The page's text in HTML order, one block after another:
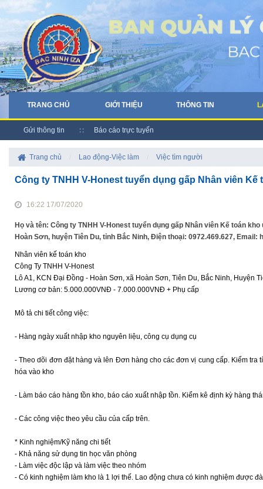
TRANG CHỦ GIỚI THIỆU THÔNG TIN
Gửi thông tin Báo cáo trực tuyến
Trang chủ Lao động-Việc làm Việc tìm người
Công ty TNHH V-Honest tuyển dụng gấp Nhân viên
16:22 17/07/2020
Họ và tên: Công ty TNHH V-Honest tuyển dụng gấp Nhân viên Kế toán
Hoàn Sơn, huyện Tiên Du, tỉnh Bắc Ninh, Điện thoại: 0972.469.627, Email:
Nhân viên kế toán kho
Công Ty TNHH V-Honest
Lô A1, KCN Đại Đồng - Hoàn Sơn, xã Hoàn Sơn, Tiên Du, Bắc Ninh, Huyện
Lương cơ bản: 5.000.000VNĐ - 7.000.000VNĐ + Phụ cấp
Mô tả chi tiết công việc:
- Hàng ngày xuất nhập kho nguyên liệu, công cụ dụng cụ
- Theo dõi đơn đặt hàng và lên Đơn hàng cho các đơn vị cung cấp. Kiểm
hóa vào kho
- Làm báo cáo hàng tồn kho, báo cáo xuất nhập tồn. Kiểm kê định kỳ hàng
- Các công việc theo yêu cầu của cấp trên.
* Kinh nghiệm/Kỹ năng chi tiết
- Khả năng sử dụng tin học văn phòng
- Làm việc độc lập và làm việc theo nhóm
- Có kinh nghiệm làm kho là 1 lợi thế. Lao động chưa có kinh nghiệm được